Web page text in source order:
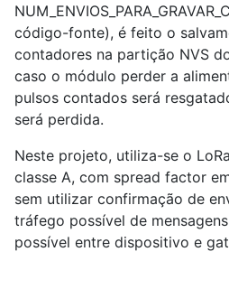
código-fonte), é feito o
contadores na partição NVS
caso o módulo perder a
pulsos contados será
será perdida.
Neste projeto, utiliza-se o
classe A, com spread factor
sem utilizar confirmação de
tráfego possível de
possível entre dispositivo e